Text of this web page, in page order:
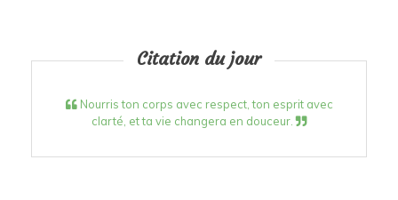
Citation du jour
Nourris ton corps avec respect, ton esprit avec
clarté, et ta vie changera en douceur.